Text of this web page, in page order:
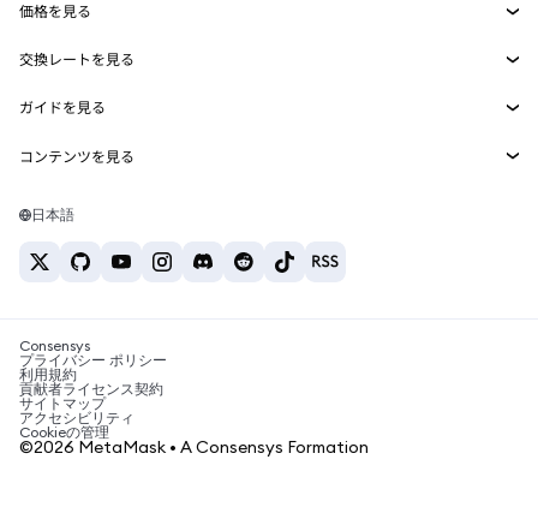
MetaMask Connect
Snaps
Web3サービス
セキュリティ
サポート
キャリア
お問い合わせ
価格を見る
イーサリアムの価格
Solanaの価格
Tetherの価格
交換レートを見る
ETH→USD
USDT→INR
BTC→INR
ETH→USDT
ガイドを見る
ETHの購入
USDTの購入
SHIBの購入
BNBの購入
コンテンツを見る
Solanaウォレット
税制関連ニュース
暗号資産の購入方法は？
ビットコインを売るには？
日本語
Consensys
プライバシー ポリシー
利用規約
貢献者ライセンス契約
サイトマップ
アクセシビリティ
Cookieの管理
©2026 MetaMask • A Consensys Formation